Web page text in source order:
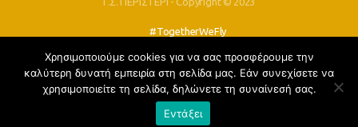
#TogetherWeFly
FOLLOW US:
Χρησιμοποιούμε cookies για να σας προσφέρουμε την
καλύτερη δυνατή εμπειρία στη σελίδα μας. Εάν συνεχίσετε να
χρησιμοποιείτε τη σελίδα, δηλώνετε τη συναίνεσή σας.
Εντάξει